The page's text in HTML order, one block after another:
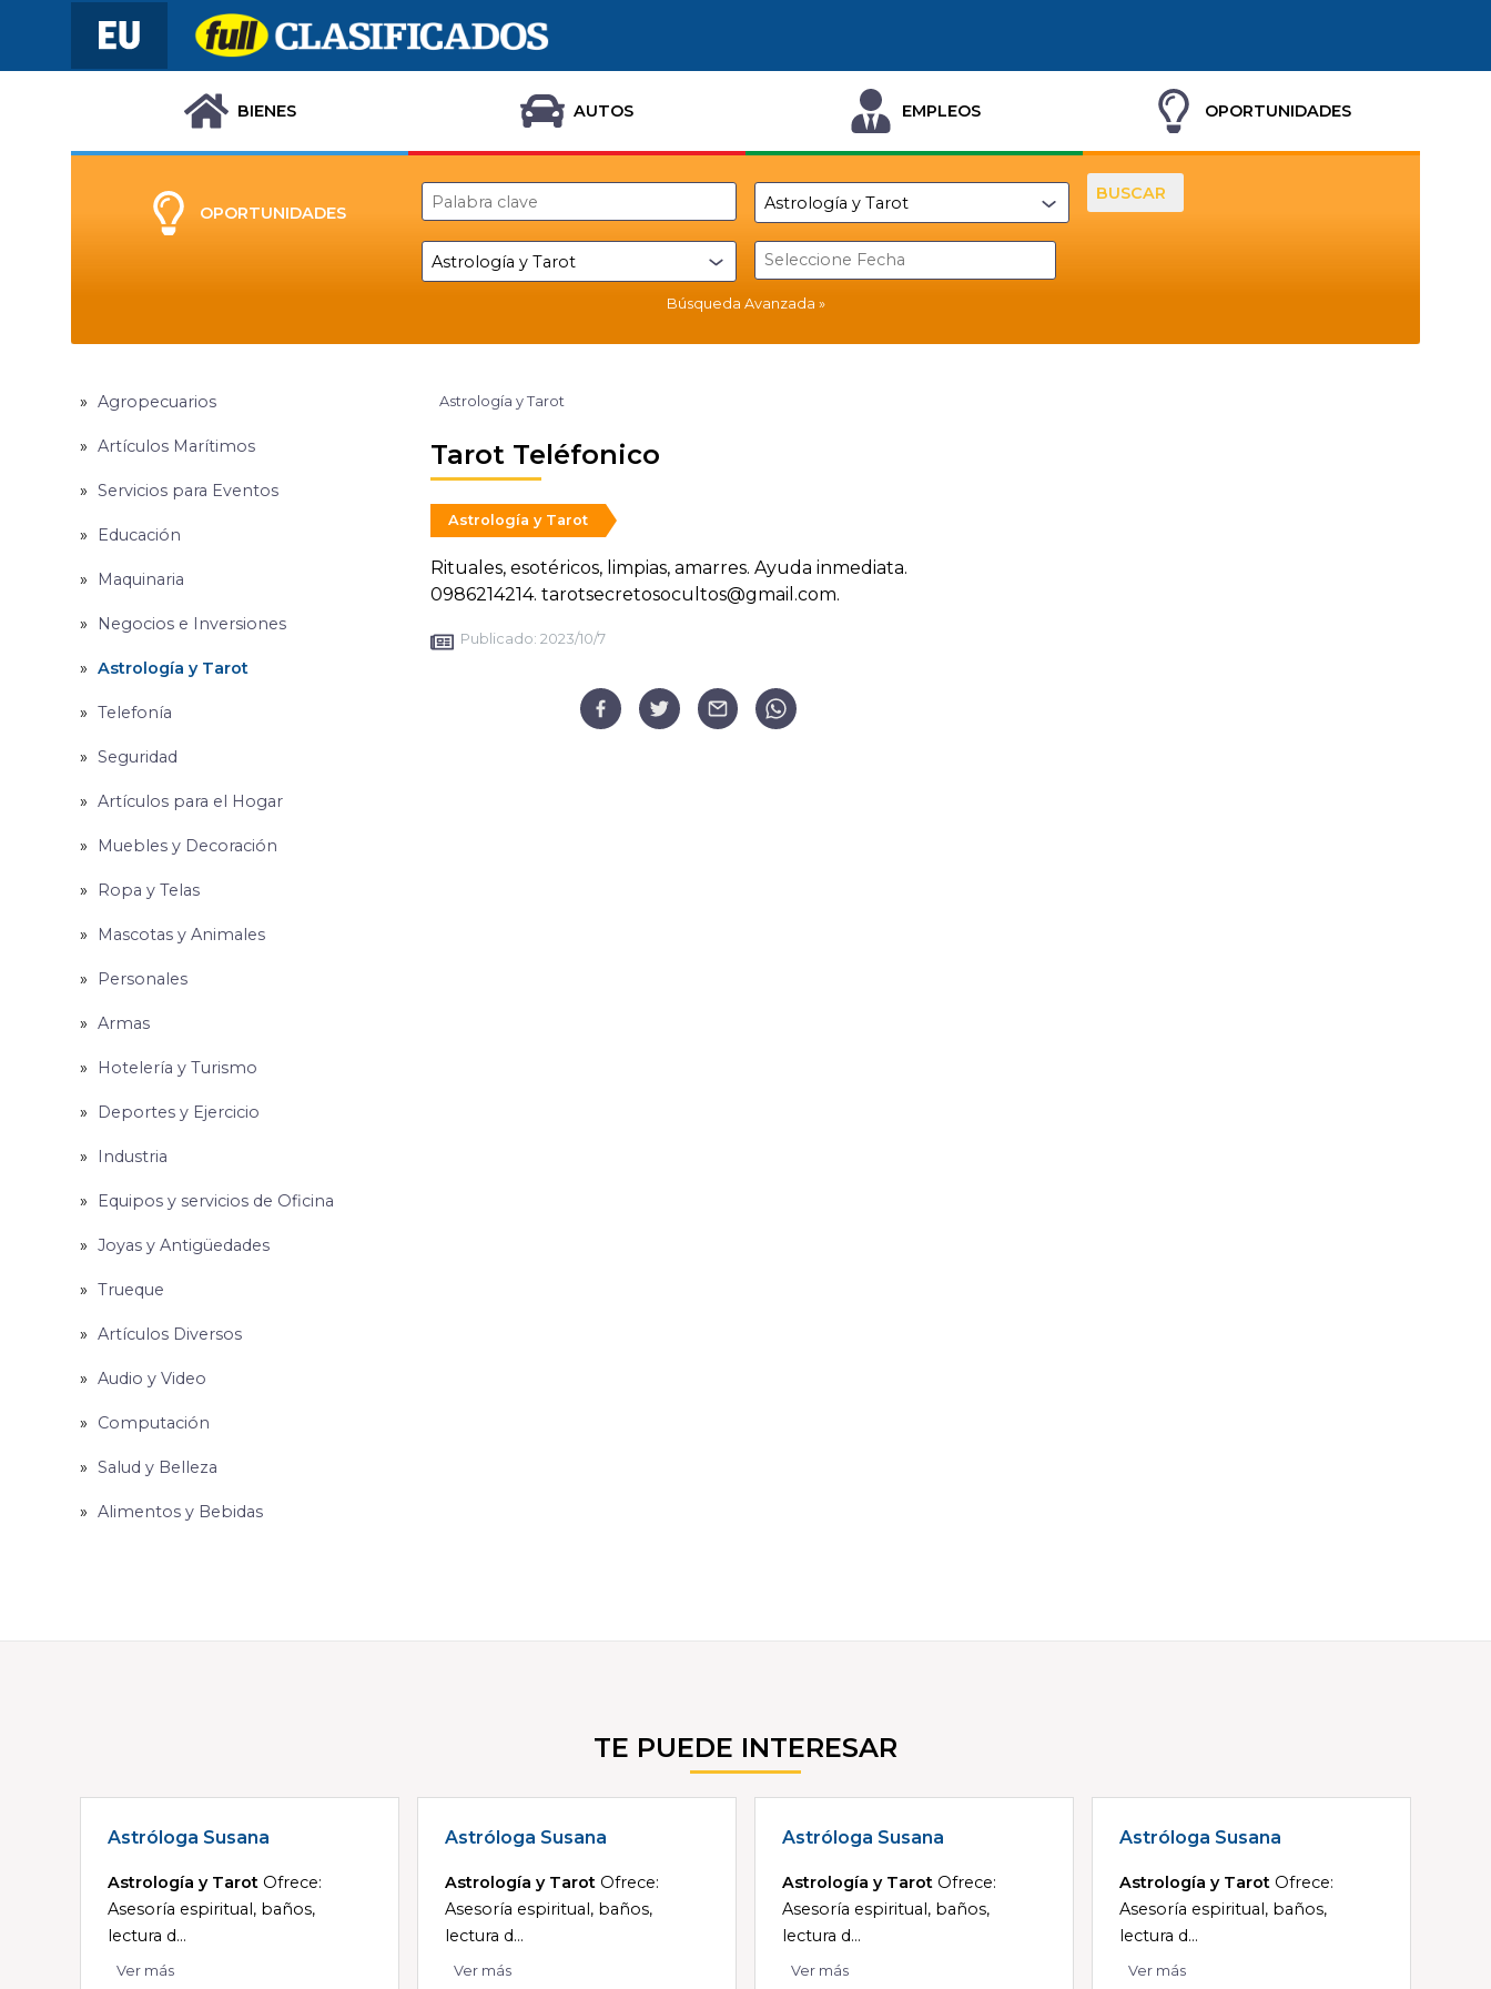
BIENES AUTOS EMPLEOS OPORTUNIDADES
OPORTUNIDADES
Búsqueda Avanzada
BUSCAR
Agropecuarios
Artículos Marítimos
Servicios para Eventos
Educación
Maquinaria
Negocios e Inversiones
Astrología y Tarot
Telefonía
Seguridad
Artículos para el Hogar
Muebles y Decoración
Ropa y Telas
Mascotas y Animales
Personales
Armas
Hotelería y Turismo
Deportes y Ejercicio
Industria
Equipos y servicios de Oficina
Joyas y Antigüedades
Trueque
Artículos Diversos
Audio y Video
Computación
Salud y Belleza
Alimentos y Bebidas
Astrología y Tarot
Tarot Teléfonico
Astrología y Tarot
Rituales, esotéricos, limpias, amarres. Ayuda inmediata.
0986214214. tarotsecretosocultos@gmail.com.
Publicado: 2023/10/7
TE PUEDE INTERESAR
Astróloga Susana
Astrología y Tarot Ofrece:
Asesoría espiritual, baños,
lectura d...
Ver más
Astróloga Susana
Astrología y Tarot Ofrece:
Asesoría espiritual, baños,
lectura d...
Ver más
Astróloga Susana
Astrología y Tarot Ofrece:
Asesoría espiritual, baños,
lectura d...
Ver más
Astróloga Susana
Astrología y Tarot Ofrece:
Asesoría espiritual, baños,
lectura d...
Ver más